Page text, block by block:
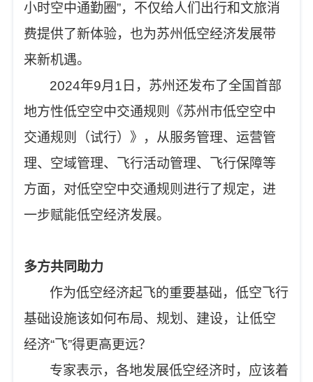
小时空中通勤圈”，不仅给人们出行和文旅消
费提供了新体验，也为苏州低空经济发展带
来新机遇。
2024年9月1日，苏州还发布了全国首部
地方性低空空中交通规则《苏州市低空空中
交通规则（试行）》，从服务管理、运营管
理、空域管理、飞行活动管理、飞行保障等
方面，对低空空中交通规则进行了规定，进
一步赋能低空经济发展。
多方共同助力
作为低空经济起飞的重要基础，低空飞行
基础设施该如何布局、规划、建设，让低空
经济“飞”得更高更远？
专家表示，各地发展低空经济时，应该着